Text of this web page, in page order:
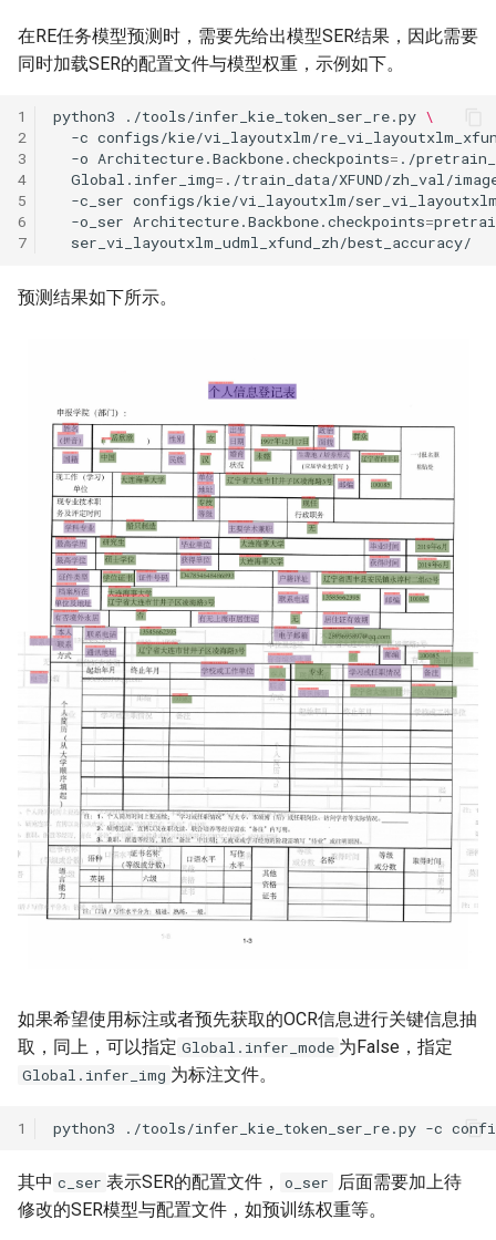
在RE任务模型预测时，需要先给出模型SER结果，因此需要
同时加载SER的配置文件与模型权重，示例如下。
1
2
3
4
5
6
7
python3 ./tools/infer_kie_token_ser_re.py \
-c configs/kie/vi_layoutxlm/
-o Architecture.Backbone.checkpoints= ./
Global.infer_img= ./train_data/XFUND/zh_val/
-c_ser configs/kie/vi_layoutxlm/
-o_ser Architecture.Backbone.checkpoints=
预测结果如下所示。
如果希望使用标注或者预先获取的OCR信息进行关键信息抽
取，同上，可以指定 Global.infer_mode 为False，指定
Global.infer_img 为标注文件。
1 python3 ./tools/infer_kie_token_ser_re.py -c
其中 c_ser 表示SER的配置文件， o_ser
后面需要加上待
修改的SER模型与配置文件，如预训练权重等。